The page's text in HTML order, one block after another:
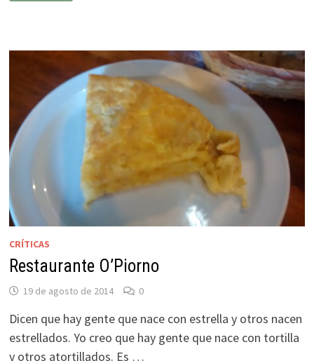
CRÍTICAS
Restaurante O’Piorno
19 de agosto de 2014 0
Dicen que hay gente que nace con estrella y otros nacen
estrellados. Yo creo que hay gente que nace con tortilla
y otros atortillados. Es …